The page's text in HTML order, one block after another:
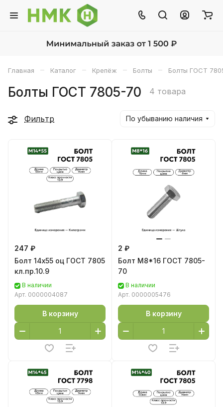
Главная – Каталог – Крепёж – Болты – Болты ГОСТ
Болты ГОСТ 7805-70 4 товара
Фильтр По убыванию наличия
247 ₽
Болт 14х55 оц ГОСТ 7805
кл.пр.10.9
В наличии
Арт. 0000004087
В корзину
2 ₽
Болт М8*16 ГОСТ 7805-
70
В наличии
Арт. 0000005476
В корзину